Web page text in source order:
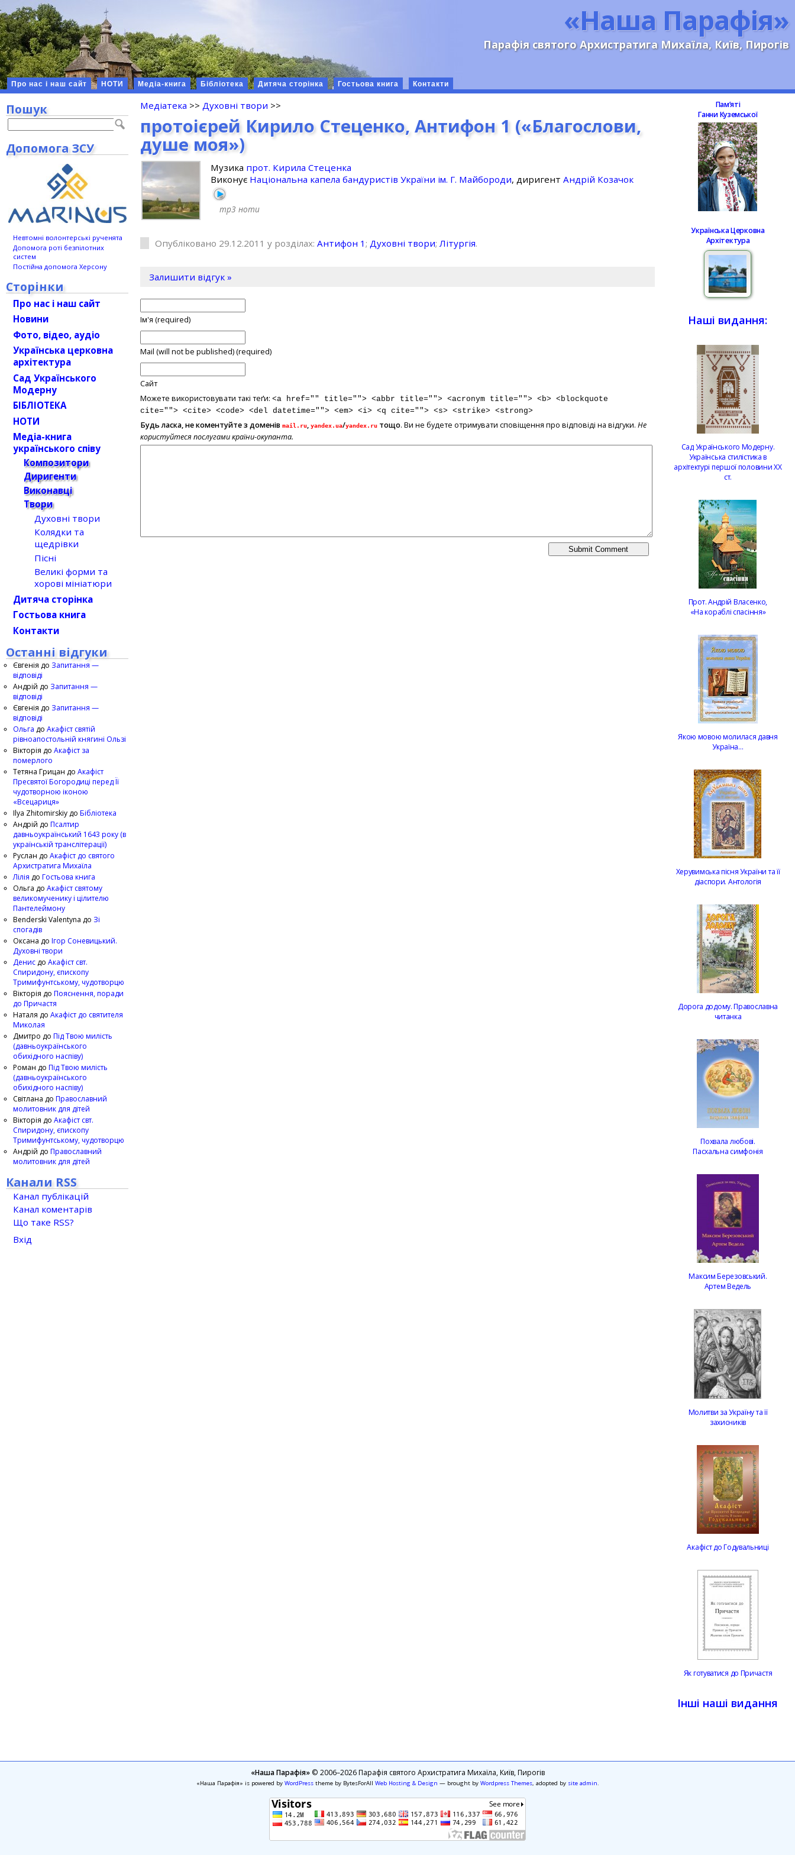
«Наша Парафія»
Парафія святого Архистратига Михаїла, Київ, Пирогів
Про нас і наш сайт НОТИ Медіа-книга Бібліотека Дитяча сторінка Гостьова книга Контакти
Медіатека >>Духовні твори >>
протоієрей Кирило Стеценко, Антифон 1 («Благослови,
душе моя»)
Музика прот. Кирила Стеценка
Виконує Національна капела бандуристів України ім. Г. Майбороди, диригентАндрій Козачок
mp3 ноти
Опубліковано 29.12.2011 у розділах:Антифон 1 ; Духовні твори; Літургія.
Залишити відгук »
Ім'я (required)
Mail (will not be published) (required)
Сайт
Можете використовувати такі теґи:<a href="" title=""> <abbr title=""> <acronym title=""> <b> <blockquote
cite=""> <cite> <code> <del datetime=""> <em> <i> <q cite=""> <s> <strike> <strong>
Будь ласка, не коментуйте з доменівmail.ru,yandex.ua/yandex.ru тощо. Ви не будете отримувати сповіщення про відповіді на відгуки.Не
користуйтеся послугами країни-окупанта.
Пошук
Допомога ЗСУ
Невтомні волонтерські рученята
Допомога роті безпілотних
систем
Постійна допомога Херсону
Сторінки
Про нас і наш сайт
Новини
Фото, відео, аудіо
Українська церковна
архітектура
Сад Українського
Модерну
БІБЛІОТЕКА
НОТИ
Медіа-книга
українського співу
Композитори
Диригенти
Виконавці
Твори
Духовні твори
Колядки та
щедрівки
Пісні
Великі форми та
хорові мініатюри
Дитяча сторінка
Гостьова книга
Контакти
Останні відгуки
Євгенія до Запитання —
відповіді
Андрій до Запитання —
відповіді
Євгенія до Запитання —
відповіді
Ольга до Акафіст святій
рівноапостольній княгині Ользі
Вікторія до Акафіст за
померлого
Тетяна Грицан до Акафіст
Пресвятої Богородиці перед Її
чудотворною іконою
«Всецариця»
Ilya Zhitomirskiy до Бібліотека
Андрій до Псалтир
давньоукраїнський 1643 року (в
українській транслітерації)
Руслан до Акафіст до святого
Архистратига Михаїла
Лілія до Гостьова книга
Ольга до Акафіст святому
великомученику і цілителю
Пантелеймону
Benderski Valentyna до Зі
спогадів
Оксана до Ігор Соневицький.
Духовні твори
Денис до Акафіст свт.
Спиридону, єпископу
Тримифунтському, чудотворцю
Вікторія до Пояснення, поради
до Причастя
Наталя до Акафіст до святителя
Миколая
Дмитро до Під Твою милість
(давньоукраїнського
обихідного наспіву)
Роман до Під Твою милість
(давньоукраїнського
обихідного наспіву)
Світлана до Православний
молитовник для дітей
Вікторія до Акафіст свт.
Спиридону, єпископу
Тримифунтському, чудотворцю
Андрій до Православний
молитовник для дітей
Канали RSS
Канал публікацій
Канал коментарів
Що таке RSS?
Вхід
Памʼяті
Ганни Куземської
Українська Церковна
Архітектура
Наші видання:
Сад Українського Модерну.
Українська стилістика в
архітектурі першої половини ХХ
ст.
Прот. Андрій Власенко,
«На кораблі спасіння»
Якою мовою молилася давня
Україна…
Херувимська пісня України та її
діаспори. Антологія
Дорога додому. Православна
читанка
Похвала любові.
Пасхальна симфонія
Максим Березовський.
Артем Ведель
Молитви за Україну та її
захисників
Акафіст до Годувальниці
Як готуватися до Причастя
Інші наші видання
«Наша Парафія»© 2006–2026 Парафія святого Архистратига Михаїла, Київ, Пирогів
«Наша Парафія» is powered by WordPresstheme by BytesForAll Web Hosting & Design — brought by Wordpress Themes, adopted by site admin.